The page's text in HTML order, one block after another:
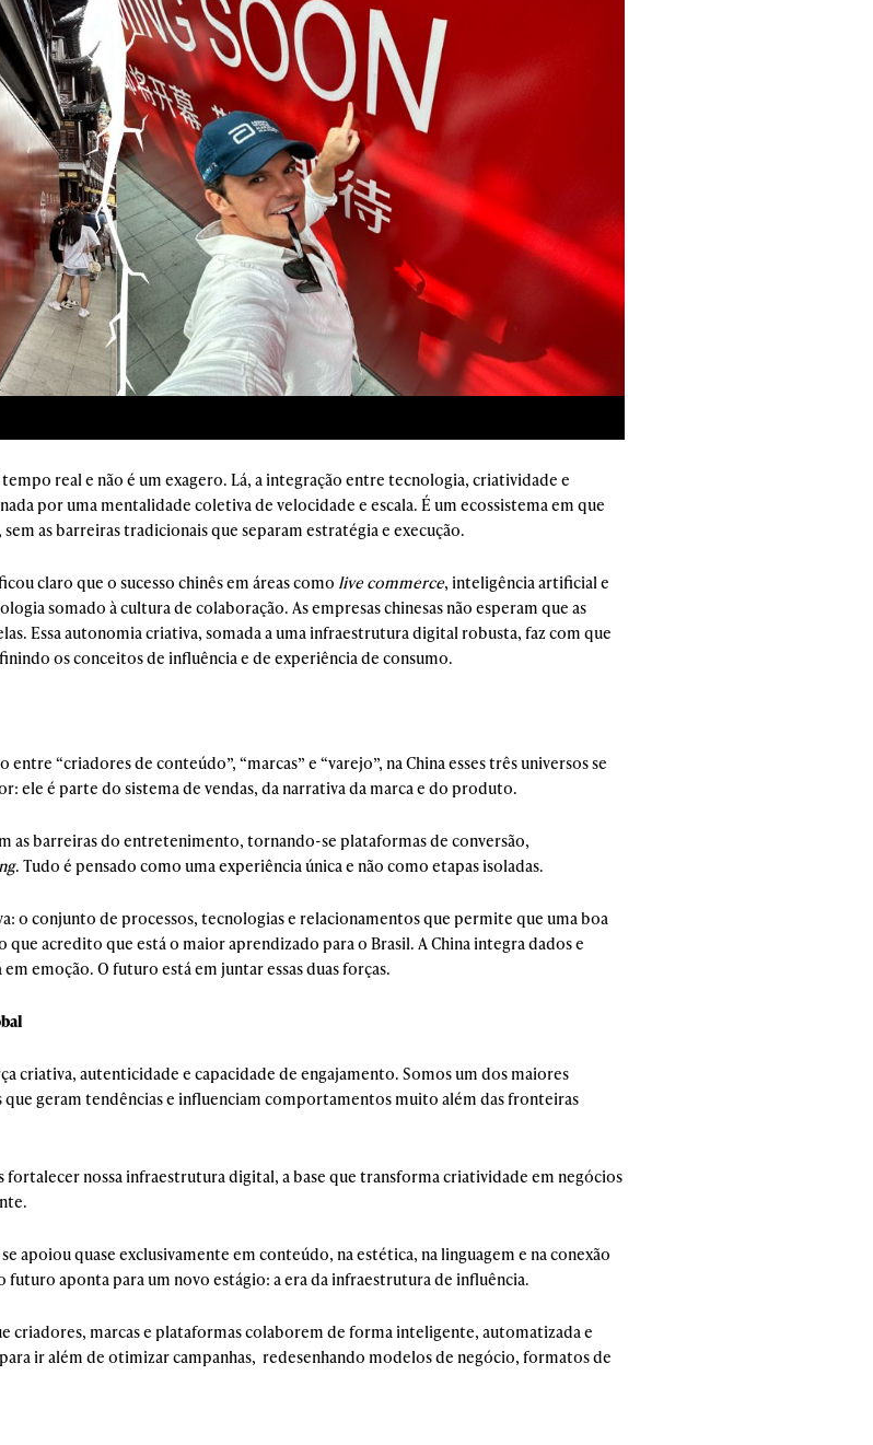
real e não é um exagero. Lá, a integração entre tecnologia, criatividade e
por uma mentalidade coletiva de velocidade e escala. É um ecossistema em que
as barreiras tradicionais que separam estratégia e execução.
claro que o sucesso chinês em áreas como live commerce, inteligência artificial e
somado à cultura de colaboração. As empresas chinesas não esperam que as
Essa autonomia criativa, somada a uma infraestrutura digital robusta, faz com que
os conceitos de influência e de experiência de consumo.
“criadores de conteúdo”, “marcas” e “varejo”, na China esses três universos se
ele é parte do sistema de vendas, da narrativa da marca e do produto.
as barreiras do entretenimento, tornando-se plataformas de conversão,
. Tudo é pensado como uma experiência única e não como etapas isoladas.
o conjunto de processos, tecnologias e relacionamentos que permite que uma boa
que acredito que está o maior aprendizado para o Brasil. A China integra dados e
emoção. O futuro está em juntar essas duas forças.
criativa, autenticidade e capacidade de engajamento. Somos um dos maiores
geram tendências e influenciam comportamentos muito além das fronteiras
fortalecer nossa infraestrutura digital, a base que transforma criatividade em negócios
quase exclusivamente em conteúdo, na estética, na linguagem e na conexão
futuro aponta para um novo estágio: a era da infraestrutura de influência.
criadores, marcas e plataformas colaborem de forma inteligente, automatizada e
ir além de otimizar campanhas, redesenhando modelos de negócio, formatos de